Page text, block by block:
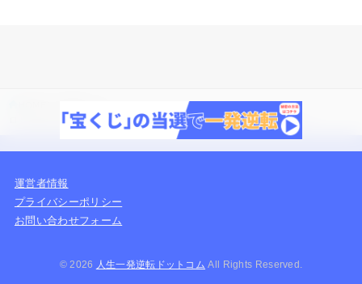
ロトが当たらないからくりを紹介！ロト6やロト7がよく外れる仕組みとは
運営者情報
プライバシーポリシー
お問い合わせフォーム
© 2026 人生一発逆転ドットコム All Rights Reserved.